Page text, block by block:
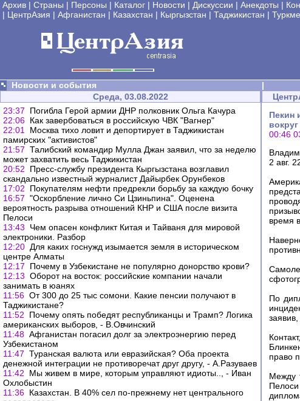
Архив | Страны | Персоны | Каталог | Новости | Дискуссии | Анекдоты |
| ЦентрАзия | Афганистан | Казахстан | Кыргызстан | Таджикистан |
Новости и события
|
Среда, 03.08.2022
23:37
Погибла Герой армии ДНР полковник Ольга Качура
22:06 Как завербоваться в российскую ЧВК "Вагнер"
22:01
Москва тихо ловит и депортирует в Таджикистан
памирских "активистов"
21:57 Талибский командир Мулла Джан заявил, что за неделю
может захватить весь Таджикистан
20:52
Пресс-службу президента Кыргызстана возглавил
скандально известный журналист Дайырбек Орунбеков
17:02
Покупателям нефти предрекли борьбу за каждую бочку
16:57 "Оскорбление лично Си Цзиньпина". Оценена
вероятность разрыва отношений КНР и США после визита
Пелоси
13:43
Чем опасен конфликт Китая и Тайваня для мировой
электроники. Разбор
12:20 Для каких госнужд изымается земля в историческом
центре Алматы
12:17
Почему в Узбекистане не популярно донорство крови?
12:13 Оборот на восток: российские компании начали
занимать в юанях
11:56 От 300 до 25 тыс сомони. Какие пенсии получают в
Таджикистане?
11:52
Почему опять победят республиканцы и Трамп? Логика
американских выборов, - В.Овчинский
11:48 Афганистан погасил долг за электроэнергию перед
Узбекистаном
11:47 Туранская валюта или евразийская? Оба проекта
денежной интеграции не противоречат друг другу, - А.Разуваев
11:42
Мы живем в мире, которым управляют идиоты.., - Иван
Охлобыстин
11:36 Казахстан. В 40% сел по-прежнему нет центрального
Пекин
00:46
2 авг.
время
По
право
Между